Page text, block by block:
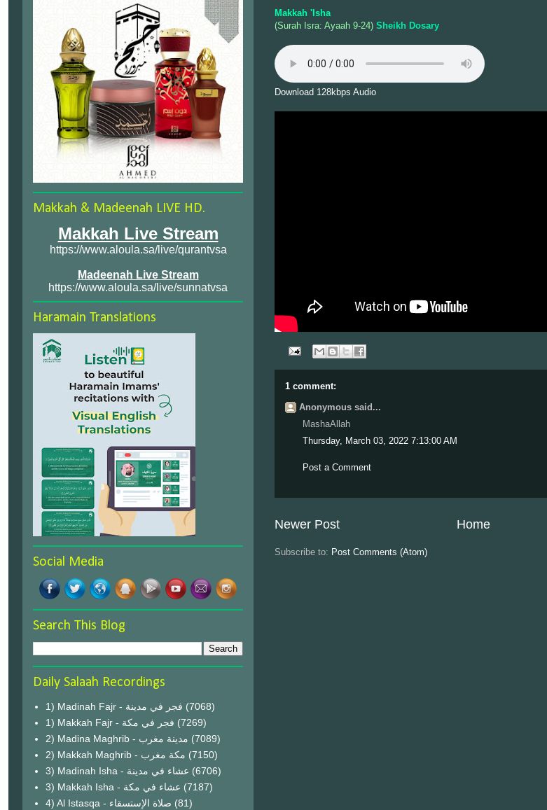
Makkah 'Isha
(Surah Isra: Ayaah 9-24) Sheikh Dosary
Download 128kbps Audio
1 comment:
Anonymous said...
MashaAllah
Thursday, March 03, 2022 7:13:00 AM
Post a Comment
Newer Post Home
Subscribe to: Post Comments (Atom)
Makkah & Madeenah LIVE HD.
Makkah Live Stream
https://www.aloula.sa/live/qurantvsa
Madeenah Live Stream
https://www.aloula.sa/live/sunnatvsa
Haramain Translations
Social Media
Search This Blog
Daily Salaah Recordings
1) Madinah Fajr - فجر في مدينة (7068)
1) Makkah Fajr - فجر في مكة (7269)
2) Madina Maghrib - مدينة مغرب (7089)
2) Makkah Maghrib - مكة مغرب (7150)
3) Madinah Isha - عشاء في مدينة (6706)
3) Makkah Isha - عشاء في مكة (7187)
4) Al Istasqa - صلاة الإستسقاء (81)